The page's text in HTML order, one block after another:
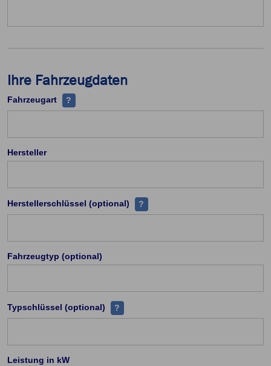
Ihre Fahrzeugdaten
Fahrzeugart Handelt es sich z.B PKW, Leichtkraftrad, Kraftrad
?
Hersteller
Herstellerschlüssel (optional) Zu jedem Hersteller existieren
?
Fahrzeugtyp (optional)
Typschlüssel (optional) Jeder Fahrzeugtyp (PKW) hat eine
?
Leistung in kW